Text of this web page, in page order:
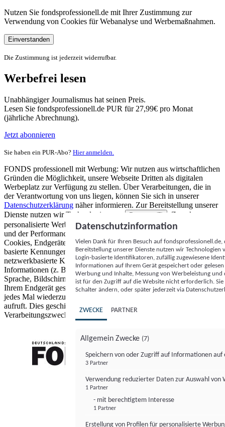
Nutzen Sie fondsprofessionell.de mit Ihrer Zustimmung zur
Verwendung von Cookies für Webanalyse und Werbemaßnahmen.
Einverstanden
Die Zustimmung ist jederzeit widerrufbar.
Werbefrei lesen
Unabhängiger Journalismus hat seinen Preis.
Lesen Sie fondsprofessionell.de PUR für 27,99€ pro Monat
(jährliche Abrechnung).
Jetzt abonnieren
Sie haben ein PUR-Abo? Hier anmelden.
FONDS professionell mit Werbung: Wir nutzen aus wirtschaftlichen
Gründen die Möglichkeit, unsere Webseite Dritten als digitalen
Werbeplatz zur Verfügung zu stellen. Über Verarbeitungen, die in
der Verantwortung von uns liegen, können Sie sich in unserer
Datenschutzerklärung näher informieren. Zur Bereitstellung unserer
Dienste nutzen wir Technologien von
Partnern (5)
. Zwecke:
personalisierte Werbung und Inhalte, Messung von Werbeleistung
und der Performance von Inhalten sowie Zielgruppenforschung.
Cookies, Endgeräte- oder ähnliche Online-Kennungen (z. B. login-
basierte Kennungen, zufällig generierte Kennungen,
netzwerkbasierte Kennungen) können zusammen mit anderen
Informationen (z. B. Browsertyp und Browserinformationen,
Sprache, Bildschirmgröße, unterstützte Technologien usw.) auf
Ihrem Endgerät gespeichert oder von dort ausgelesen werden, um es
jedes Mal wiederzuerkennen, wenn es eine App oder einer Webseite
aufruft. Dies geschieht für einen oder mehrere der hier aufgeführten
Verarbeitungszwecke.
Datenschutzinformation
Vielen Dank für Ihren Besuch auf
Bereitstellung unserer Dienste nutzen wir Technologien
Login-basierte Identifikatoren, zufällig zugewiesene
Informationen auf Ihrem Gerät gespeichert oder
Werbung und Inhalte, Messung von Werbeleistung
ist für den Zugriff auf die Website nicht erforderlich.
Schalter ändern, oder später jederzeit via
ZWECKE PARTNER
Allgemein Zwecke (7)
Speichern von oder Zugriff auf Informationen auf
3 Partner
Verwendung reduzierter Daten zur Auswahl von
1 Partner
- mit berechtigtem Interesse
1 Partner
Erstellung von Profilen für personalisierte
FONDS professionell